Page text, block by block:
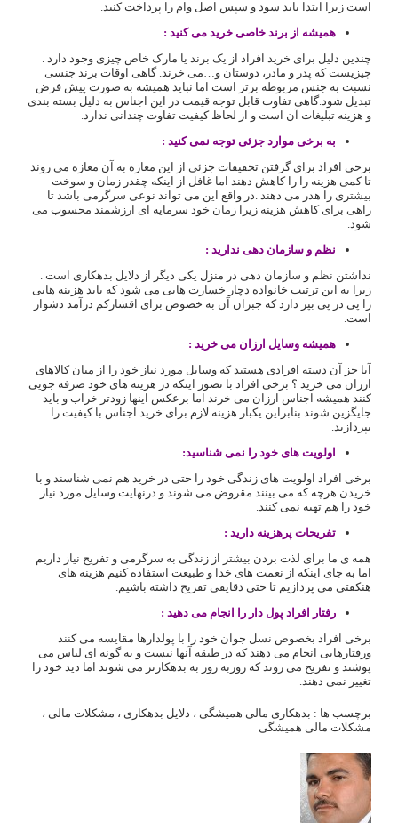
است زیرا ابتدا باید سود و سپس اصل وام را پرداخت کنید.
همیشه از برند خاصی خرید می کنید :
چندین دلیل برای خرید افراد از یک برند یا مارک خاص چیزی وجود دارد .
چیزیست که پدر و مادر، دوستان و…می خرند. گاهی اوقات برند جنسی
نسبت به جنس مربوطه برتر است اما نباید همیشه به صورت پیش فرض
تبدیل شود.گاهی تفاوت قابل توجه قیمت در این اجناس به دلیل بسته بندی
و هزینه تبلیغات آن است و از لحاظ کیفیت تفاوت چندانی ندارد.
به برخی موارد جزئی توجه نمی کنید :
برخی افراد برای گرفتن تخفیفات جزئی از این مغازه به آن مغازه می روند
تا کمی هزینه را را کاهش دهند اما غافل از اینکه چقدر زمان و سوخت
بیشتری را هدر می دهند .در واقع این می تواند نوعی سرگرمی باشد تا
راهی برای کاهش هزینه زیرا زمان خود سرمایه ای ارزشمند محسوب می
شود.
نظم و سازمان دهی ندارید :
نداشتن نظم و سازمان دهی در منزل یکی دیگر از دلایل بدهکاری است .
زیرا به این ترتیب خانواده دچار خسارت هایی می شود که باید هزینه هایی
را پی در پی بپر دازد که جبران آن به خصوص برای اقشارکم درآمد دشوار
است.
همیشه وسایل ارزان می خرید :
آیا جز آن دسته افرادی هستید که وسایل مورد نیاز خود را از میان کالاهای
ارزان می خرید ؟ برخی افراد با تصور اینکه در هزینه های خود صرفه جویی
کنند همیشه اجناس ارزان می خرند اما برعکس اینها زودتر خراب و باید
جایگزین شوند.بنابراین یکبار هزینه لازم برای خرید اجناس با کیفیت را
بپردازید.
اولویت های خود را نمی شناسید:
برخی افراد اولویت های زندگی خود را حتی در خرید هم نمی شناسند و با
خریدن هرچه که می بینند مقروض می شوند و درنهایت وسایل مورد نیاز
خود را هم تهیه نمی کنند.
تفریحات پرهزینه دارید :
همه ی ما برای لذت بردن بیشتر از زندگی به سرگرمی و تفریح نیاز داریم
اما به جای اینکه از نعمت های خدا و طبیعت استفاده کنیم هزینه های
هنکفتی می پردازیم تا حتی دقایقی تفریح داشته باشیم.
رفتار افراد پول دار را انجام می دهید :
برخی افراد بخصوص نسل جوان خود را با پولدارها مقایسه می کنند
ورفتارهایی انجام می دهند که در طبقه آنها نیست و به گونه ای لباس می
پوشند و تفریح می روند که روزبه روز به بدهکارتر می شوند اما دید خود را
تغییر نمی دهند.
برچسب ها : بدهکاری مالی همیشگی ، دلایل بدهکاری ، مشکلات مالی ،
مشکلات مالی همیشگی